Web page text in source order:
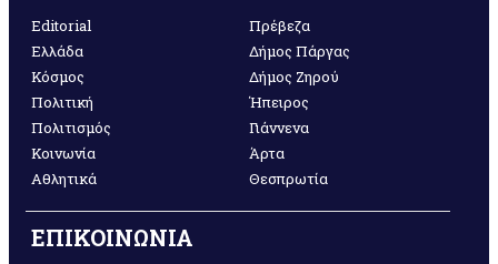
Editorial
Ελλάδα
Κόσμος
Πολιτική
Πολιτισμός
Κοινωνία
Αθλητικά
Πρέβεζα
Δήμος Πάργας
Δήμος Ζηρού
Ήπειρος
Γιάννενα
Άρτα
Θεσπρωτία
ΕΠΙΚΟΙΝΩΝΙΑ